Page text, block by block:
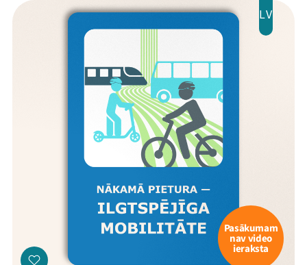
Ziedo
Veikals
Kontakti
Instagram
Flick TikTok
LV
Pasākumam
nav video
ieraksta